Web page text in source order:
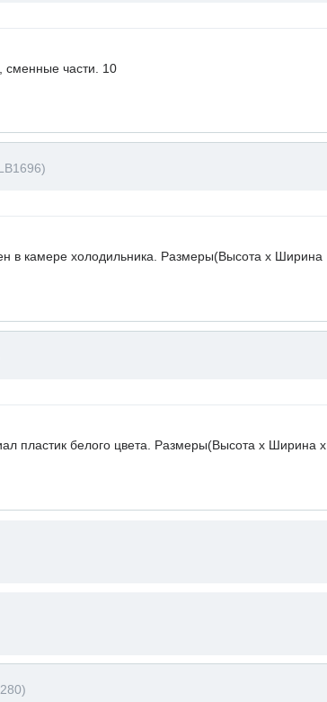
сменные части. 10
в камере холодильника. Размеры(Высота х Ширина
пластик белого цвета. Размеры(Высота х Ширина х